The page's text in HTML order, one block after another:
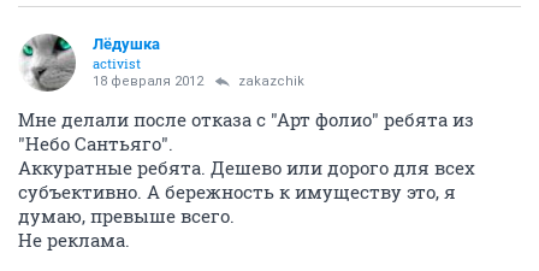
Лёдушка
activist
18 февраля 2012 zakazchik
Мне делали после отказа с "Арт фолио" ребята из
"Небо Сантьяго".
Аккуратные ребята. Дешево или дорого для всех
субъективно. А бережность к имуществу это, я
думаю, превыше всего.
Не реклама.